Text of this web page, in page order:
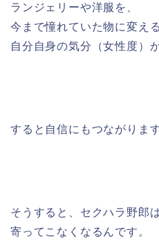
ランジェリーや洋服を、
今まで憧れていた物に変え
自分自身の気分（女性度）
すると自信にもつながります
そうすると、セクハラ野郎
寄ってこなくなるんです。